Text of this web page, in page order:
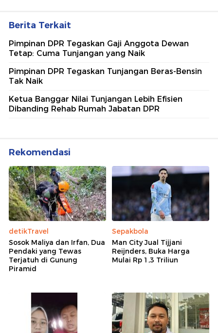
Berita Terkait
Pimpinan DPR Tegaskan Gaji Anggota Dewan
Tetap: Cuma Tunjangan yang Naik
Pimpinan DPR Tegaskan Tunjangan Beras-Bensin
Tak Naik
Ketua Banggar Nilai Tunjangan Lebih Efisien
Dibanding Rehab Rumah Jabatan DPR
Rekomendasi
detikTravel
Sosok Maliya dan Irfan, Dua
Pendaki yang Tewas
Terjatuh di Gunung
Piramid
Sepakbola
Man City Jual Tijjani
Reijnders, Buka Harga
Mulai Rp 1,3 Triliun